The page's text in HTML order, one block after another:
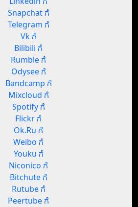
Snapchat ಗೆ
Telegram ಗೆ
Vk ಗೆ
Bilibili ಗೆ
Rumble ಗೆ
Odysee ಗೆ
Bandcamp ಗೆ
Mixcloud ಗೆ
Spotify ಗೆ
Flickr ಗೆ
Ok.Ru ಗೆ
Weibo ಗೆ
Youku ಗೆ
Niconico ಗೆ
Bitchute ಗೆ
Rutube ಗೆ
Peertube ಗೆ